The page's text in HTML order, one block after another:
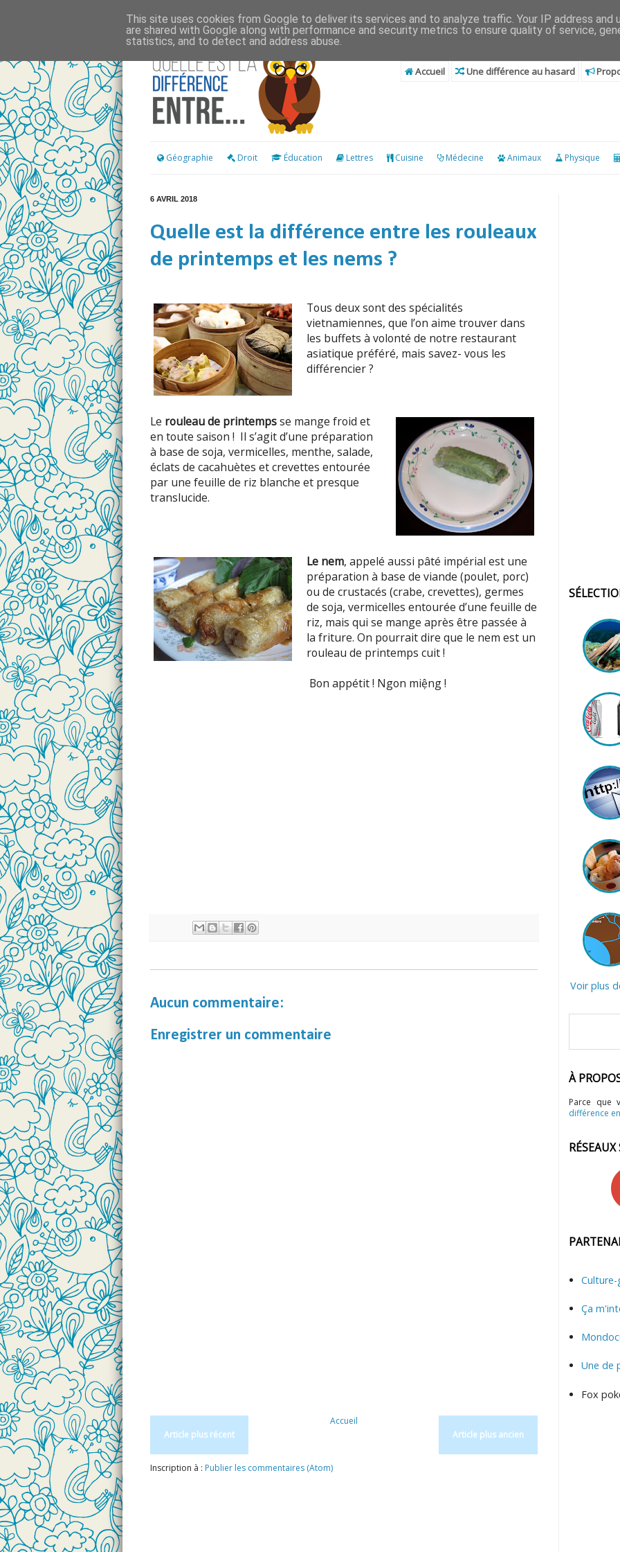
Accueil Une différence au hasard
Géographie Droit Éducation Lettres Cuisine Médecine Animaux Physique
6 AVRIL 2018
Quelle est la différence entre les rouleaux
de printemps et les nems ?
Tous deux sont des spécialités
vietnamiennes, que l’on aime trouver dans
les buffets à volonté de notre restaurant
asiatique préféré, mais savez- vous les
différencier ?
Le rouleau de printempsse mange froid et
en toute saison ! Il s’agit d’une préparation
à base de soja, vermicelles, menthe, salade,
éclats de cacahuètes et crevettes entourée
par une feuille de riz blanche et presque
translucide.
Le nem, appelé aussi pâté impérial est une
préparation à base de viande (poulet, porc)
ou de crustacés (crabe, crevettes), germes
de soja, vermicelles entourée d’une feuille de
riz, mais qui se mange après être passée à
la friture. On pourrait dire que le nem est un
rouleau de printemps cuit !
Bon appétit ! Ngon miệng !
Aucun commentaire:
Enregistrer un commentaire
Article plus récent Article plus ancien
Accueil
Inscription à : Publier les commentaires (Atom)
Voir plus
À
Parce que
différence
Ça
Une de
Fox
This site uses cookies from Google to deliver its services and to analyze traffic. Your IP address and
are shared with Google along with performance and security metrics to ensure quality of service,
statistics, and to detect and address abuse.